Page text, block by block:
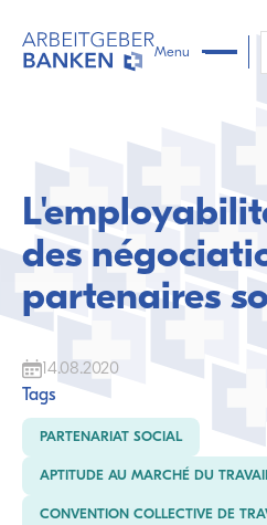
Menu
des
partenaires
14.08.2020
Tags
PARTENARIAT SOCIAL
APTITUDE AU MARCHÉ DU
CONVENTION COLLECTIVE DE